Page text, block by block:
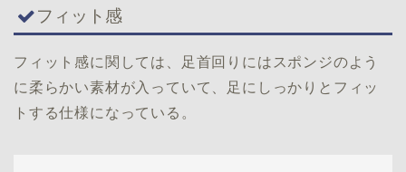
フィット感
フィット感に関しては、足首回りにはスポンジのよう
に柔らかい素材が入っていて、足にしっかりとフィッ
トする仕様になっている。